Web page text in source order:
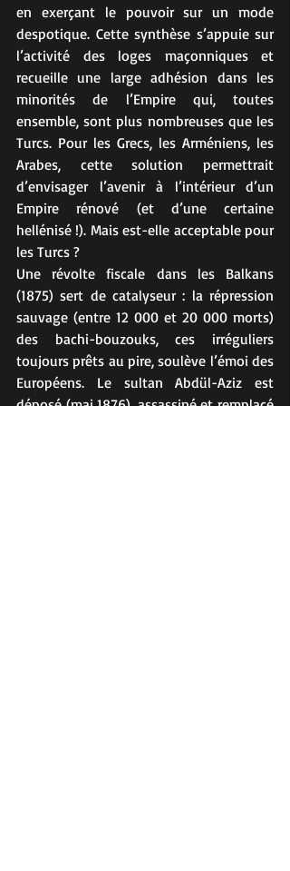
en exerçant le pouvoir sur un mode
despotique. Cette synthèse s’appuie sur
l’activité des loges maçonniques et
recueille une large adhésion dans les
minorités de l’Empire qui, toutes
ensemble, sont plus nombreuses que les
Turcs. Pour les Grecs, les Arméniens, les
Arabes, cette solution permettrait
d’envisager l’avenir à l’intérieur d’un
Empire rénové (et d’une certaine
hellénisé !). Mais est-elle acceptable pour
les Turcs ?
Une révolte fiscale dans les Balkans
(1875) sert de catalyseur : la répression
sauvage (entre 12 000 et 20 000 morts)
des bachi-bouzouks, ces irréguliers
toujours prêts au pire, soulève l’émoi des
Européens. Le sultan Abdül-Aziz est
déposé (mai 1876), assassiné et remplacé